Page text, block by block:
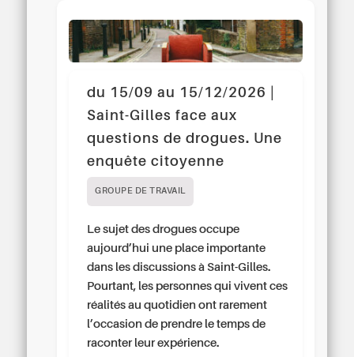
du 15/09 au 15/12/2026 |
Saint-Gilles face aux
questions de drogues. Une
enquête citoyenne
GROUPE DE TRAVAIL
Le sujet des drogues occupe
aujourd’hui une place importante
dans les discussions à Saint-Gilles.
Pourtant, les personnes qui vivent ces
réalités au quotidien ont rarement
l’occasion de prendre le temps de
raconter leur expérience.